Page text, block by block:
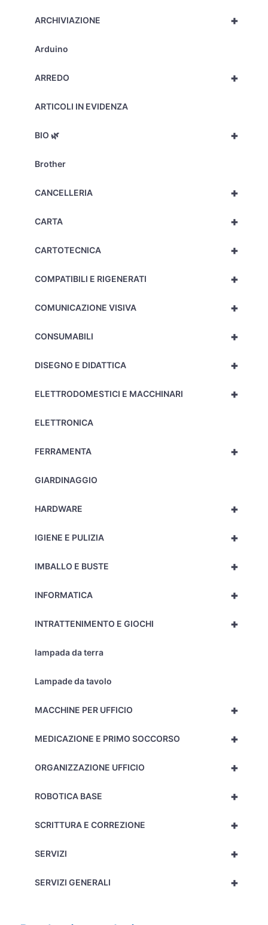
+
ARCHIVIAZIONE
Arduino
+
ARREDO
ARTICOLI IN EVIDENZA
+
BIO 🌿
Brother
+
CANCELLERIA
+
CARTA
+
CARTOTECNICA
+
COMPATIBILI E RIGENERATI
+
COMUNICAZIONE VISIVA
+
CONSUMABILI
+
DISEGNO E DIDATTICA
+
ELETTRODOMESTICI E MACCHINARI
ELETTRONICA
+
FERRAMENTA
GIARDINAGGIO
+
HARDWARE
+
IGIENE E PULIZIA
+
IMBALLO E BUSTE
+
INFORMATICA
+
INTRATTENIMENTO E GIOCHI
lampada da terra
Lampade da tavolo
+
MACCHINE PER UFFICIO
+
MEDICAZIONE E PRIMO SOCCORSO
+
ORGANIZZAZIONE UFFICIO
+
ROBOTICA BASE
+
SCRITTURA E CORREZIONE
+
SERVIZI
+
SERVIZI GENERALI